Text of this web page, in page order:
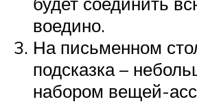
воедино.
На письменном
подсказка –
набором вещей-